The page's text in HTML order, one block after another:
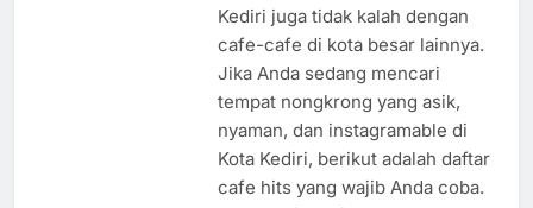
Kediri juga tidak kalah dengan
cafe-cafe di kota besar lainnya.
Jika Anda sedang mencari
tempat nongkrong yang asik,
nyaman, dan instagramable di
Kota Kediri, berikut adalah daftar
cafe hits yang wajib Anda coba.